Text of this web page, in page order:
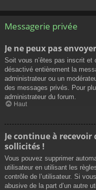
Messagerie privée
Je ne peux pas
Soit vous n’êtes pas inscrit
désactivé entièrement la
administrateur ou un
des messages privés. Pour
administrateur du forum.
Haut
Je continue à recevoir
sollicités !
Vous pouvez supprimer
utilisateur en utilisant les
contrôle de l’utilisateur. Si
abusive de la part d’un autre